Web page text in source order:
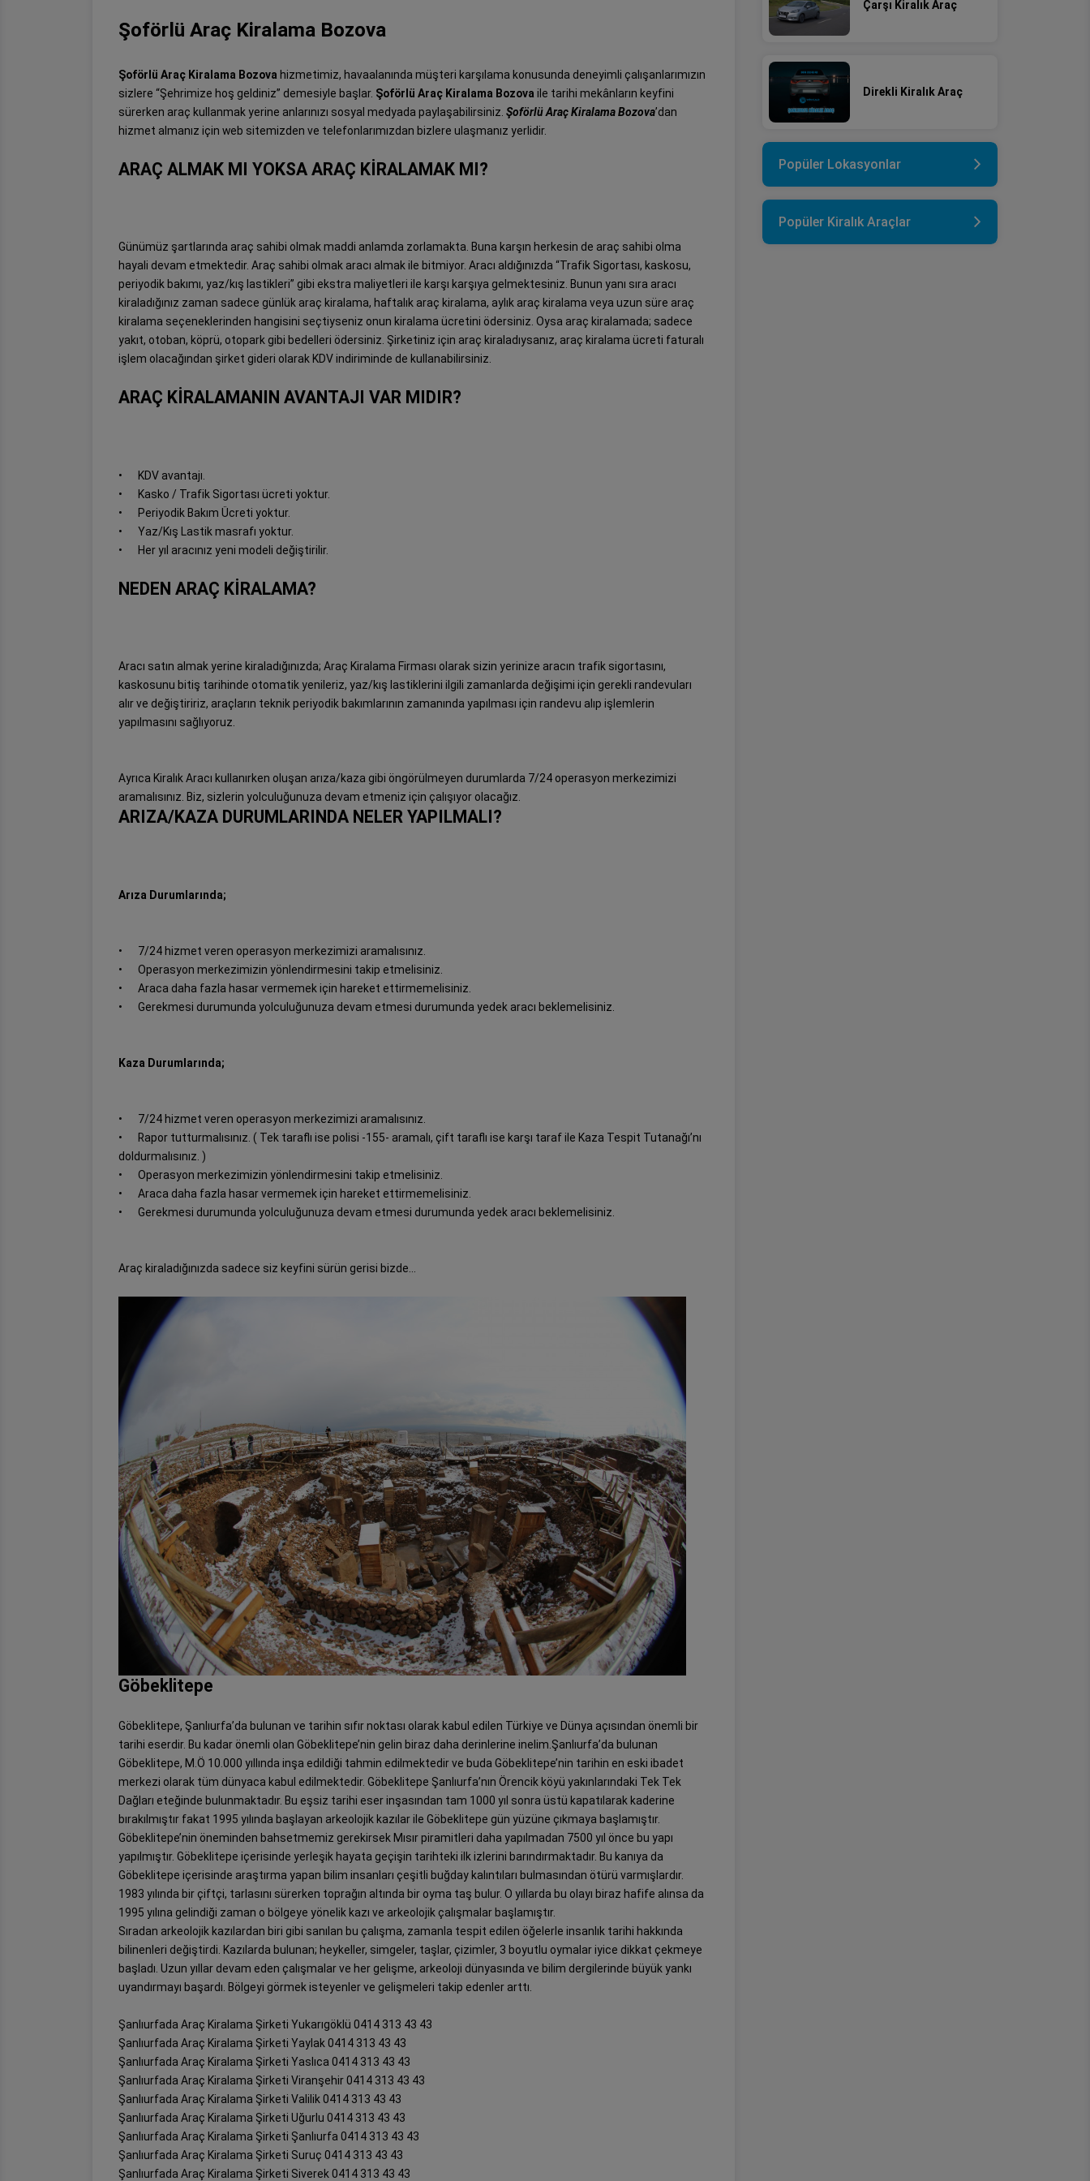
Şoförlü Araç Kiralama Bozova
Şoförlü Araç Kiralama Bozova hizmetimiz, havaalanında müşteri karşılama konusunda deneyimli çalışanlarımızın
sizlere “Şehrimize hoş geldiniz” demesiyle başlar. Şoförlü Araç Kiralama Bozova ile tarihi mekânların keyfini
sürerken araç kullanmak yerine anlarınızı sosyal medyada paylaşabilirsiniz. Şoförlü Araç Kiralama Bozova’dan
hizmet almanız için web sitemizden ve telefonlarımızdan bizlere ulaşmanız yerlidir.
ARAÇ ALMAK MI YOKSA ARAÇ KİRALAMAK MI?
Günümüz şartlarında araç sahibi olmak maddi anlamda zorlamakta. Buna karşın herkesin de araç sahibi olma
hayali devam etmektedir. Araç sahibi olmak aracı almak ile bitmiyor. Aracı aldığınızda “Trafik Sigortası, kaskosu,
periyodik bakımı, yaz/kış lastikleri” gibi ekstra maliyetleri ile karşı karşıya gelmektesiniz. Bunun yanı sıra aracı
kiraladığınız zaman sadece günlük araç kiralama, haftalık araç kiralama, aylık araç kiralama veya uzun süre araç
kiralama seçeneklerinden hangisini seçtiyseniz onun kiralama ücretini ödersiniz. Oysa araç kiralamada; sadece
yakıt, otoban, köprü, otopark gibi bedelleri ödersiniz. Şirketiniz için araç kiraladıysanız, araç kiralama ücreti faturalı
işlem olacağından şirket gideri olarak KDV indiriminde de kullanabilirsiniz.
ARAÇ KİRALAMANIN AVANTAJI VAR MIDIR?
•
KDV avantajı.
•
Kasko / Trafik Sigortası ücreti yoktur.
•
Periyodik Bakım Ücreti yoktur.
•
Yaz/Kış Lastik masrafı yoktur.
•
Her yıl aracınız yeni modeli değiştirilir.
NEDEN ARAÇ KİRALAMA?
Aracı satın almak yerine kiraladığınızda; Araç Kiralama Firması olarak sizin yerinize aracın trafik sigortasını,
kaskosunu bitiş tarihinde otomatik yenileriz, yaz/kış lastiklerini ilgili zamanlarda değişimi için gerekli randevuları
alır ve değiştiririz, araçların teknik periyodik bakımlarının zamanında yapılması için randevu alıp işlemlerin
yapılmasını sağlıyoruz.
Ayrıca Kiralık Aracı kullanırken oluşan arıza/kaza gibi öngörülmeyen durumlarda 7/24 operasyon merkezimizi
aramalısınız. Biz, sizlerin yolculuğunuza devam etmeniz için çalışıyor olacağız.
ARIZA/KAZA DURUMLARINDA NELER YAPILMALI?
Arıza Durumlarında;
•
7/24 hizmet veren operasyon merkezimizi aramalısınız.
•
Operasyon merkezimizin yönlendirmesini takip etmelisiniz.
•
Araca daha fazla hasar vermemek için hareket ettirmemelisiniz.
•
Gerekmesi durumunda yolculuğunuza devam etmesi durumunda yedek aracı beklemelisiniz.
Kaza Durumlarında;
•
7/24 hizmet veren operasyon merkezimizi aramalısınız.
•
Rapor tutturmalısınız. ( Tek taraflı ise polisi -155- aramalı, çift taraflı ise karşı taraf ile Kaza Tespit Tutanağı’nı
doldurmalısınız. )
•
Operasyon merkezimizin yönlendirmesini takip etmelisiniz.
•
Araca daha fazla hasar vermemek için hareket ettirmemelisiniz.
•
Gerekmesi durumunda yolculuğunuza devam etmesi durumunda yedek aracı beklemelisiniz.
Araç kiraladığınızda sadece siz keyfini sürün gerisi bizde…
Göbeklitepe
Göbeklitepe, Şanlıurfa’da bulunan ve tarihin sıfır noktası olarak kabul edilen Türkiye ve Dünya açısından önemli bir
tarihi eserdir. Bu kadar önemli olan Göbeklitepe’nin gelin biraz daha derinlerine inelim.Şanlıurfa’da bulunan
Göbeklitepe, M.Ö 10.000 yıllında inşa edildiği tahmin edilmektedir ve buda Göbeklitepe’nin tarihin en eski ibadet
merkezi olarak tüm dünyaca kabul edilmektedir. Göbeklitepe Şanlıurfa’nın Örencik köyü yakınlarındaki Tek Tek
Dağları eteğinde bulunmaktadır. Bu eşsiz tarihi eser inşasından tam 1000 yıl sonra üstü kapatılarak kaderine
bırakılmıştır fakat 1995 yılında başlayan arkeolojik kazılar ile Göbeklitepe gün yüzüne çıkmaya başlamıştır.
Göbeklitepe’nin öneminden bahsetmemiz gerekirsek Mısır piramitleri daha yapılmadan 7500 yıl önce bu yapı
yapılmıştır. Göbeklitepe içerisinde yerleşik hayata geçişin tarihteki ilk izlerini barındırmaktadır. Bu kanıya da
Göbeklitepe içerisinde araştırma yapan bilim insanları çeşitli buğday kalıntıları bulmasından ötürü varmışlardır.
1983 yılında bir çiftçi, tarlasını sürerken toprağın altında bir oyma taş bulur. O yıllarda bu olayı biraz hafife alınsa da
1995 yılına gelindiği zaman o bölgeye yönelik kazı ve arkeolojik çalışmalar başlamıştır.
Sıradan arkeolojik kazılardan biri gibi sanılan bu çalışma, zamanla tespit edilen öğelerle insanlık tarihi hakkında
bilinenleri değiştirdi. Kazılarda bulunan; heykeller, simgeler, taşlar, çizimler, 3 boyutlu oymalar iyice dikkat çekmeye
başladı. Uzun yıllar devam eden çalışmalar ve her gelişme, arkeoloji dünyasında ve bilim dergilerinde büyük yankı
uyandırmayı başardı. Bölgeyi görmek isteyenler ve gelişmeleri takip edenler arttı.
Şanlıurfada Araç Kiralama Şirketi Yukarıgöklü 0414 313 43 43
Şanlıurfada Araç Kiralama Şirketi Yaylak 0414 313 43 43
Şanlıurfada Araç Kiralama Şirketi Yaslıca 0414 313 43 43
Şanlıurfada Araç Kiralama Şirketi Viranşehir 0414 313 43 43
Şanlıurfada Araç Kiralama Şirketi Valilik 0414 313 43 43
Şanlıurfada Araç Kiralama Şirketi Uğurlu 0414 313 43 43
Şanlıurfada Araç Kiralama Şirketi Şanlıurfa 0414 313 43 43
Şanlıurfada Araç Kiralama Şirketi Suruç 0414 313 43 43
Şanlıurfada Araç Kiralama Şirketi Siverek 0414 313 43 43
Çarşı Kiralık Araç
Direkli Kiralık Araç
Popüler Lokasyonlar
Popüler Kiralık Araçlar